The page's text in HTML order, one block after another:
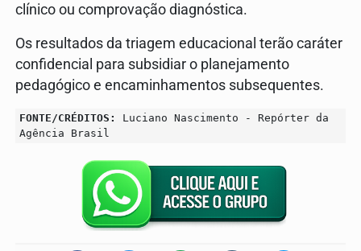
clínico ou comprovação diagnóstica.
Os resultados da triagem educacional terão caráter
confidencial para subsidiar o planejamento
pedagógico e encaminhamentos subsequentes.
FONTE/CRÉDITOS:
Luciano Nascimento - Repórter da
Agência Brasil